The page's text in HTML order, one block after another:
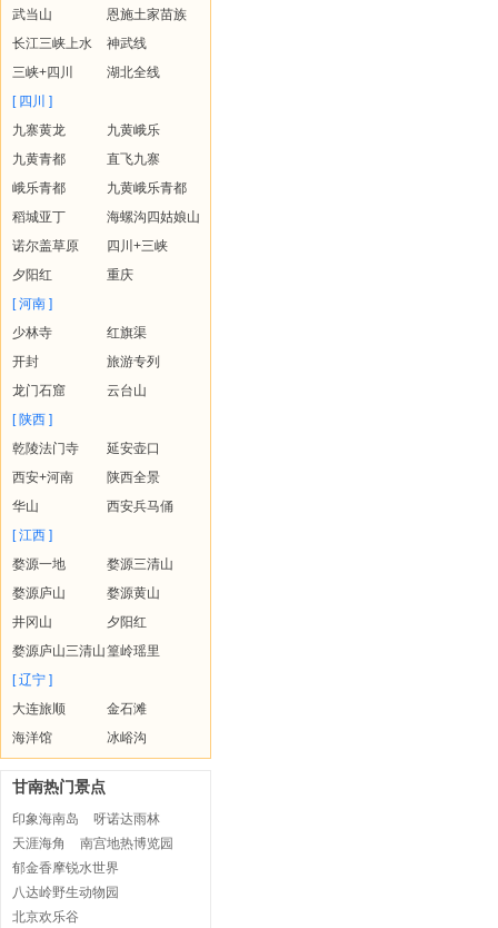
武当山
恩施土家苗族
长江三峡上水
神武线
三峡+四川
湖北全线
[ 四川 ]
九寨黄龙
九黄峨乐
九黄青都
直飞九寨
峨乐青都
九黄峨乐青都
稻城亚丁
海螺沟四姑娘山
诺尔盖草原
四川+三峡
夕阳红
重庆
[ 河南 ]
少林寺
红旗渠
开封
旅游专列
龙门石窟
云台山
[ 陕西 ]
乾陵法门寺
延安壶口
西安+河南
陕西全景
华山
西安兵马俑
[ 江西 ]
婺源一地
婺源三清山
婺源庐山
婺源黄山
井冈山
夕阳红
婺源庐山三清山篁岭瑶里
[ 辽宁 ]
大连旅顺
金石滩
海洋馆
冰峪沟
甘南热门景点
印象海南岛
呀诺达雨林
天涯海角
南宫地热博览园
郁金香摩锐水世界
八达岭野生动物园
北京欢乐谷